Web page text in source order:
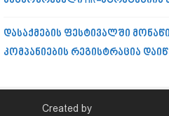
დასაქმების ფესტივალში
კომპანიების რეგისტრაცია
Created by